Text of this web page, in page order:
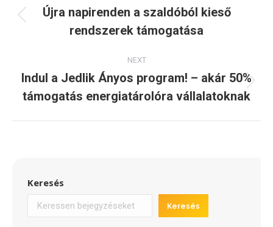
navigation
post:
Újra napirenden a szaldóból kieső
rendszerek támogatása
NEXT
Next
post:
Indul a Jedlik Ányos program! – akár 50%
támogatás energiatárolóra vállalatoknak
Keresés
Keresés